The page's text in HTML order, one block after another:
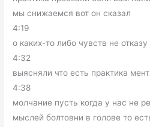
мы снижаемся вот он сказал
4:19
о каких-то либо чувств не
4:32
выясняли что есть практика
4:38
молчание пусть когда у нас не
мыслей болтовни в голове то